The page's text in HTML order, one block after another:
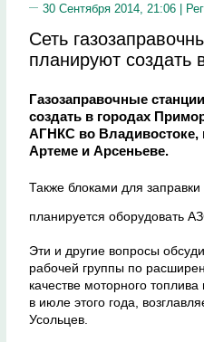
30 Сентября 2014, 21:06 |
Сеть
планируют создать
Газозаправочные
создать в городах
АГНКС во Владивостоке,
Артеме и Арсеньеве.
Также блоками для
планируется оборудовать
Эти и другие вопросы
рабочей группы по
качестве моторного
в июле этого года,
Усольцев.